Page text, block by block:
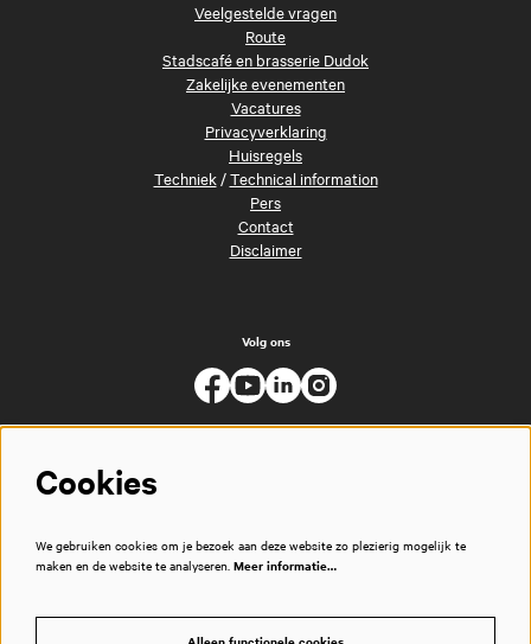
Veelgestelde vragen
Route
Stadscafé en brasserie Dudok
Zakelijke evenementen
Vacatures
Privacyverklaring
Huisregels
Techniek/Technical information
Pers
Contact
Disclaimer
Volg ons
Cookies
We gebruiken cookies om je bezoek aan deze website zo plezierig mogelijk te
maken en de website te analyseren. Meer informatie…